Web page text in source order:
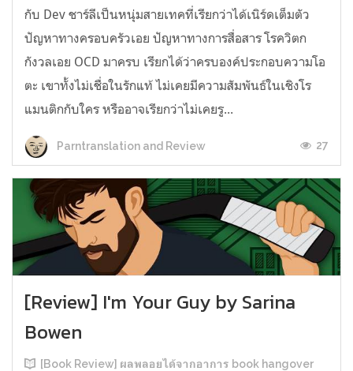
กับ Dev ชาร์ลีเป็นหนุ่มสายเทคที่เรียกว่าได้เนิร์ดเต็มตัว
ปัญหาทางครอบครัวเอย ปัญหาทางการสื่อสาร โรควิตก
กังวลเอย OCD มาครบ เรียกได้ว่าครบองค์ประกอบความโอ
ตะ เขาทั้งไม่เชื่อในรักแท้ ไม่เคยมีความสัมพันธ์ในเชิงโร
แมนติกกับใคร หรืออาจเรียกว่าไม่เคยรู...
Parntranslation and Review 27
[Review] I'm Your Guy by Sarina
Bowen
[Book Review] ผลพลอยได้จากอาการ book hangover